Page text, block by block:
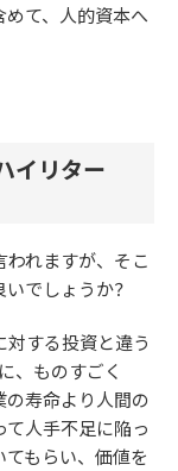
て、人的資本へ
イリター
れますが、そこ
でしょうか？
する投資と違う
、ものすごく
の寿命より人間の
人手不足に陥っ
もらい、価値を